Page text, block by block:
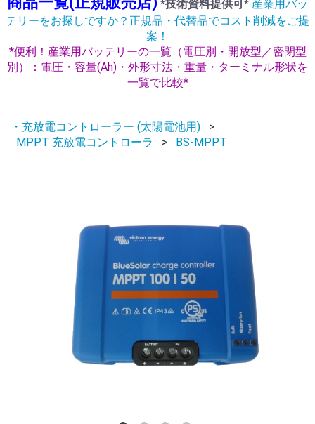
*技術資料提供可* 産業用バッ
テリーをお探しですか？正規品・代替品でコスト削減をご提
案！
*便利！産業用バッテリーの一覧（電圧別・開放型／密閉型
別）：電圧・容量(Ah)・外形寸法・重量・ターミナル形状を
一覧で比較*
・充放電コントローラー (太陽電池用)
MPPT 充放電コントローラ
BS-MPPT